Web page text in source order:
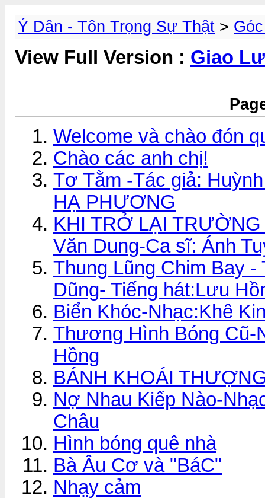
Ý Dân - Tôn Trọng Sự Thật >
View Full Version : Giao
Welcome và chào đón
Chào các anh chị!
Tơ Tằm -Tác giả:
HẠ PHƯƠNG
KHI TRỞ LẠI
Văn Dung-Ca sĩ: Ánh
Thung Lũng Chim Bay
Dũng- Tiếng hát:Lưu
Biển Khóc-Nhạc:Khê
Thương Hình Bóng Cũ-
Hồng
BÁNH KHOÁI
Nợ Nhau Kiếp Nào-
Châu
Hình bóng quê nhà
Bà Âu Cơ và "BáC"
Nhạy cảm